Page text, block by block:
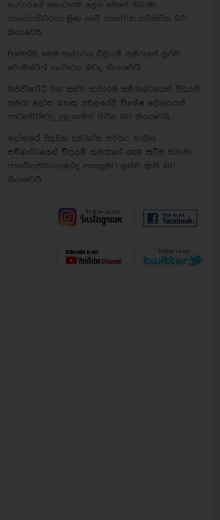
සංචාරයේ කොටසක් ලෙස මෙසේ ඔබාමා
ජනාධිපතිවරයා මුණ ගැසී සාකච්ඡා පවත්වන බව
කියැවෙයි.
එමෙන්ම, මෙම සංචාරය විලියම් කුමරුගේ ප්‍රථම
වොෂින්ටන් සංචාරය බවද කියැවෙයි.
නීතිවිරෝධී වන සත්ව ජාවාරම සම්බන්ධයෙන් විලියම්
කුමරු ලෝක බැංකු පරිශ්‍රයේදී විශේෂ දේශනයක්
පැවැත්වීමටද සූදානමින් සිටින බව කියැවෙයි.
ලෝකයේ සිදුවන දැවැන්ත පරිසර හානිය
සම්බන්ධයෙන් විලියම් කුමරුගේ නැගී සිටීම ඔබාමා
ජනාධිපතිවරයාගේද පැසසුමට ලක්ව ඇති බව
කියැවෙයි.